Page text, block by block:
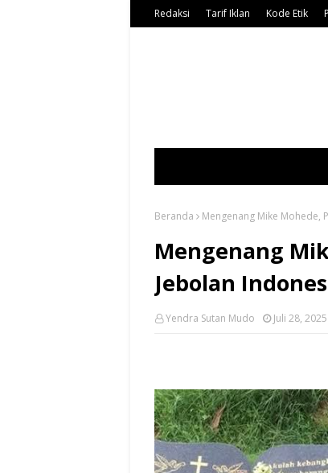
Redaksi Tarif Iklan Kode Etik
Beranda Mengenang Mike Mohede,
Mengenang
Jebolan
Yendra Sutan Mudo Juli 28, 2025